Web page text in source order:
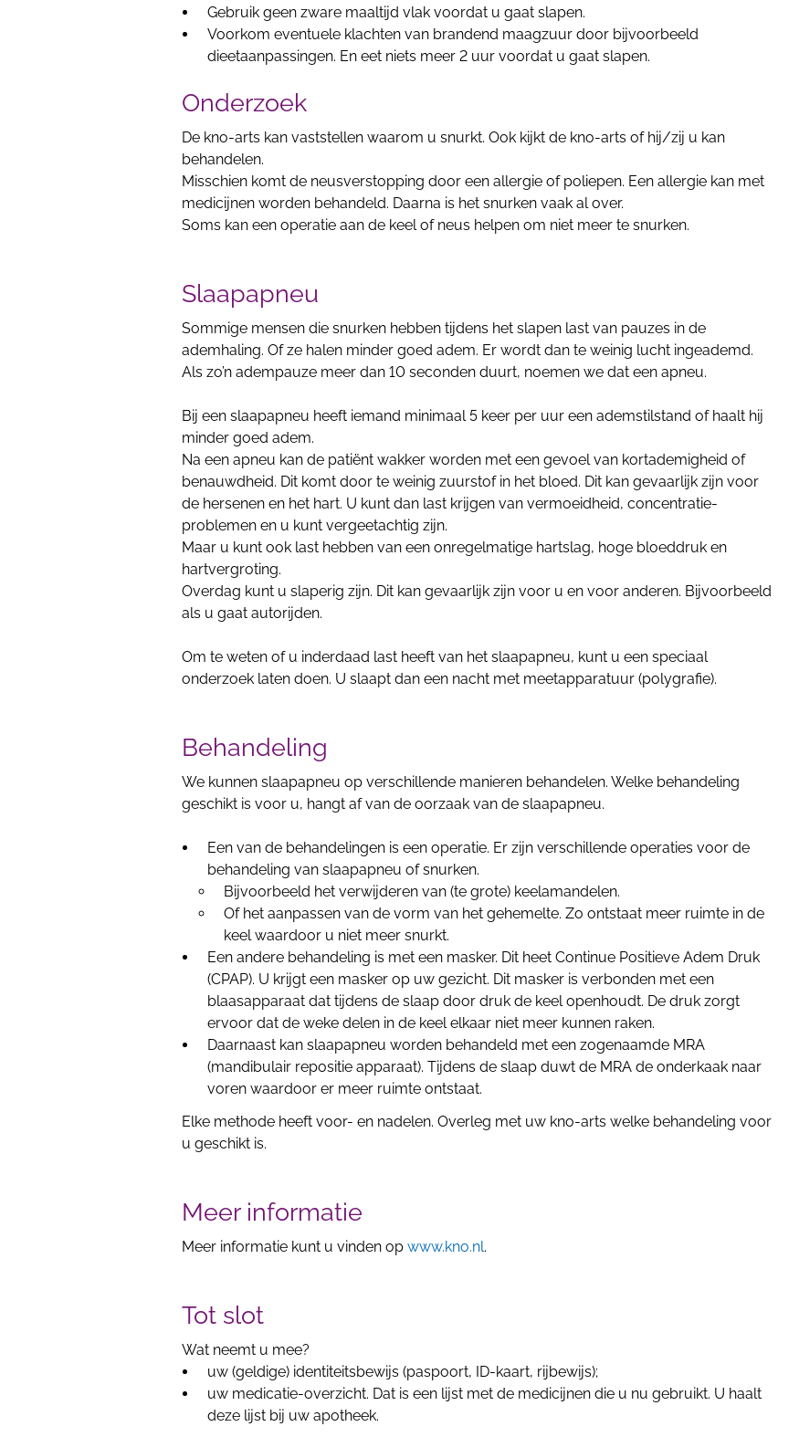
Gebruik geen zware maaltijd vlak voordat u gaat slapen.
Voorkom eventuele klachten van brandend maagzuur door bijvoorbeeld
dieetaanpassingen. En eet niets meer 2 uur voordat u gaat slapen.
Onderzoek
De kno-arts kan vaststellen waarom u snurkt. Ook kijkt de kno-arts of hij/zij u kan
behandelen.
Misschien komt de neusverstopping door een allergie of poliepen. Een allergie kan met
medicijnen worden behandeld. Daarna is het snurken vaak al over.
Soms kan een operatie aan de keel of neus helpen om niet meer te snurken.
Slaapapneu
Sommige mensen die snurken hebben tijdens het slapen last van pauzes in de
ademhaling. Of ze halen minder goed adem. Er wordt dan te weinig lucht ingeademd.
Als zo’n adempauze meer dan 10 seconden duurt, noemen we dat een apneu.
Bij een slaapapneu heeft iemand minimaal 5 keer per uur een ademstilstand of haalt hij
minder goed adem.
Na een apneu kan de patiënt wakker worden met een gevoel van kortademigheid of
benauwdheid. Dit komt door te weinig zuurstof in het bloed. Dit kan gevaarlijk zijn voor
de hersenen en het hart. U kunt dan last krijgen van vermoeidheid, concentratie-
problemen en u kunt vergeetachtig zijn.
Maar u kunt ook last hebben van een onregelmatige hartslag, hoge bloeddruk en
hartvergroting.
Overdag kunt u slaperig zijn. Dit kan gevaarlijk zijn voor u en voor anderen. Bijvoorbeeld
als u gaat autorijden.
Om te weten of u inderdaad last heeft van het slaapapneu, kunt u een speciaal
onderzoek laten doen. U slaapt dan een nacht met meetapparatuur (polygrafie).
Behandeling
We kunnen slaapapneu op verschillende manieren behandelen. Welke behandeling
geschikt is voor u, hangt af van de oorzaak van de slaapapneu.
Een van de behandelingen is een operatie. Er zijn verschillende operaties voor de
behandeling van slaapapneu of snurken.
Bijvoorbeeld het verwijderen van (te grote) keelamandelen.
Of het aanpassen van de vorm van het gehemelte. Zo ontstaat meer ruimte in de
keel waardoor u niet meer snurkt.
Een andere behandeling is met een masker. Dit heet Continue Positieve Adem Druk
(CPAP). U krijgt een masker op uw gezicht. Dit masker is verbonden met een
blaasapparaat dat tijdens de slaap door druk de keel openhoudt. De druk zorgt
ervoor dat de weke delen in de keel elkaar niet meer kunnen raken.
Daarnaast kan slaapapneu worden behandeld met een zogenaamde MRA
(mandibulair repositie apparaat). Tijdens de slaap duwt de MRA de onderkaak naar
voren waardoor er meer ruimte ontstaat.
Elke methode heeft voor- en nadelen. Overleg met uw kno-arts welke behandeling voor
u geschikt is.
Meer informatie
Meer informatie kunt u vinden opwww.kno.nl.
Tot slot
Wat neemt u mee?
uw (geldige) identiteitsbewijs (paspoort, ID-kaart, rijbewijs);
uw medicatie-overzicht. Dat is een lijst met de medicijnen die u nu gebruikt. U haalt
deze lijst bij uw apotheek.